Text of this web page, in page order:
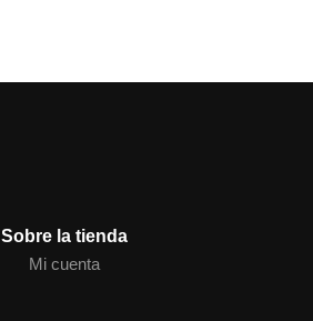
Sobre la tienda
Mi cuenta